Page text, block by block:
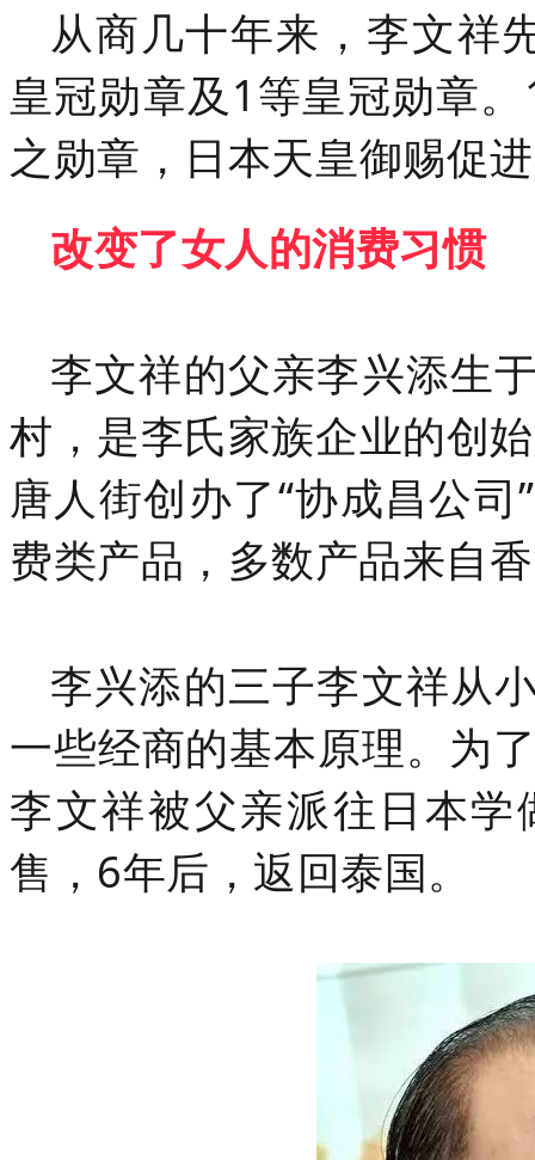
从商几十年来， 李文祥
皇冠勋章及1等皇冠勋章
之勋章，日本天皇御赐促
改变了女人的消费习惯
李文祥的父亲李兴添生
村， 是李氏家族企业的创
唐人街创办了“协成昌公
费类产品，多数产品来自
李兴添的三子李文祥从
一些经商的基本原理。为
李文祥被父亲派往日本
售，6年后，返回泰国。